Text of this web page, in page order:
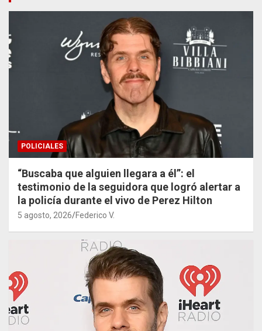
POLICIALES
“Buscaba que alguien llegara a él”: el
testimonio de la seguidora que logró alertar a
la policía durante el vivo de Perez Hilton
5 agosto, 2026 Federico V.